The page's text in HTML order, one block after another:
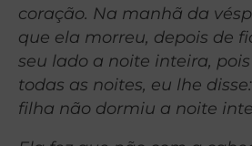
coração. Na manhã da
que ela morreu, depois de
seu lado a noite inteira,
todas as noites, eu lhe
filha não dormiu a noite